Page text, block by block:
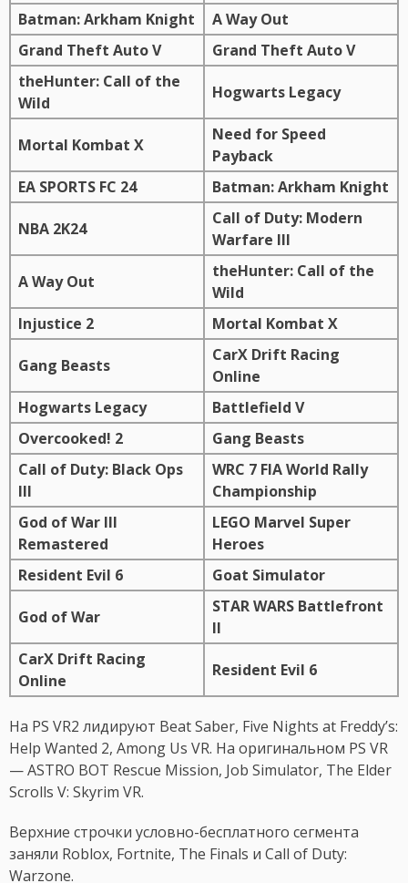
Batman: Arkham Knight
A Way Out
Grand Theft Auto V
Grand Theft Auto V
theHunter: Call of the
Wild
Hogwarts Legacy
Mortal Kombat X
Need for Speed
Payback
EA SPORTS FC 24
Batman: Arkham Knight
NBA 2K24
Call of Duty: Modern
Warfare III
A Way Out
theHunter: Call of the
Wild
Injustice 2
Mortal Kombat X
Gang Beasts
CarX Drift Racing
Online
Hogwarts Legacy
Battlefield V
Overcooked! 2
Gang Beasts
Call of Duty: Black Ops
III
WRC 7 FIA World Rally
Championship
God of War III
Remastered
LEGO Marvel Super
Heroes
Resident Evil 6
Goat Simulator
God of War
STAR WARS Battlefront
II
CarX Drift Racing
Online
Resident Evil 6
На PS VR2 лидируют Beat Saber, Five Nights at Freddy’s:
Help Wanted 2, Among Us VR. На оригинальном PS VR
— ASTRO BOT Rescue Mission, Job Simulator, The Elder
Scrolls V: Skyrim VR.
Верхние строчки условно-бесплатного сегмента
заняли Roblox, Fortnite, The Finals и Call of Duty:
Warzone.